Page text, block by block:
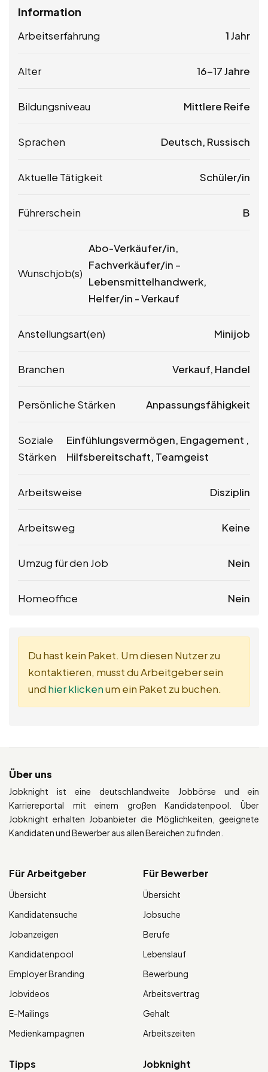
Information
Arbeitserfahrung 1 Jahr
Alter 16-17 Jahre
Bildungsniveau Mittlere Reife
Sprachen Deutsch, Russisch
Aktuelle Tätigkeit Schüler/in
Führerschein B
Wunschjob(s)
Abo-Verkäufer/in,
Fachverkäufer/in –
Lebensmittelhandwerk,
Helfer/in - Verkauf
Anstellungsart(en) Minijob
Branchen Verkauf, Handel
Persönliche Stärken Anpassungsfähigkeit
Soziale
Stärken
Einfühlungsvermögen, Engagement ,
Hilfsbereitschaft, Teamgeist
Arbeitsweise Disziplin
Arbeitsweg Keine
Umzug für den Job Nein
Homeoffice Nein
Du hast kein Paket. Um diesen Nutzer zu
kontaktieren, musst du Arbeitgeber sein
und hier klickenum ein Paket zu buchen.
Über uns
Jobknight ist eine deutschlandweite Jobbörse und ein
Karriereportal mit einem großen Kandidatenpool. Über
Jobknight erhalten Jobanbieter die Möglichkeiten, geeignete
Kandidaten und Bewerber aus allen Bereichen zu finden.
Für Arbeitgeber
Übersicht
Kandidatensuche
Jobanzeigen
Kandidatenpool
Employer Branding
Jobvideos
E-Mailings
Medienkampagnen
Für Bewerber
Übersicht
Jobsuche
Berufe
Lebenslauf
Bewerbung
Arbeitsvertrag
Gehalt
Arbeitszeiten
Tipps Jobknight